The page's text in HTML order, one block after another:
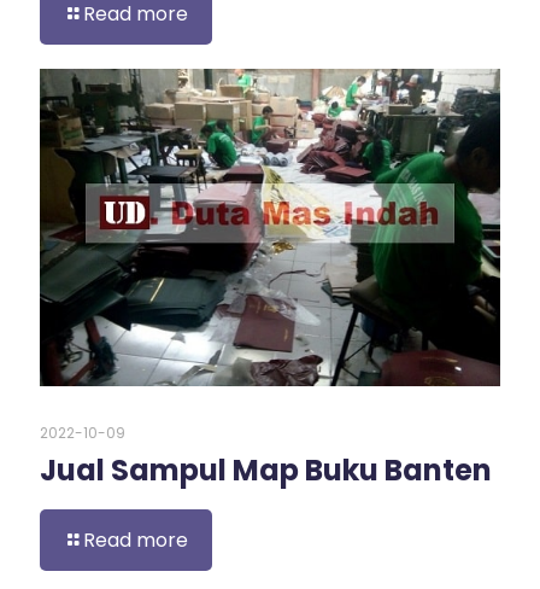
Read more
2022-10-09
Jual Sampul Map Buku Banten
Read more